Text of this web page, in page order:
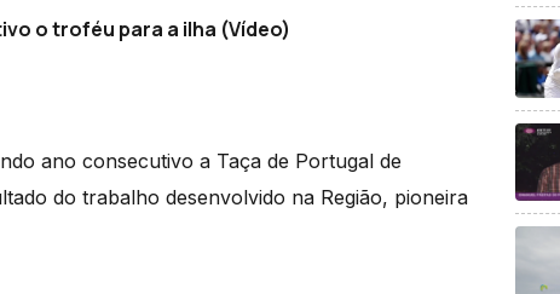
o troféu para a ilha (Vídeo)
ano consecutivo a Taça de Portugal de
do trabalho desenvolvido na Região, pioneira